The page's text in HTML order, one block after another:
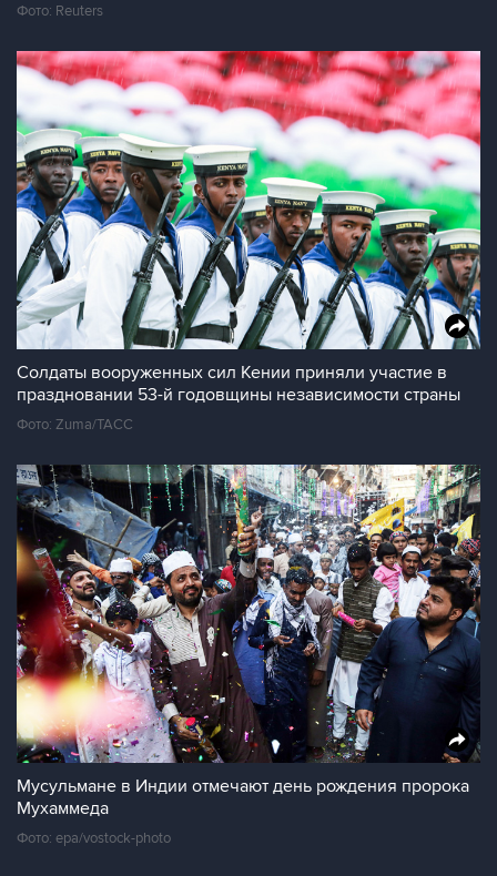
Фото: Reuters
Солдаты вооруженных сил Кении приняли участие в
праздновании 53-й годовщины независимости страны
Фото: Zuma/ТАСС
Мусульмане в Индии отмечают день рождения пророка
Мухаммеда
Фото: epa/vostock-photo